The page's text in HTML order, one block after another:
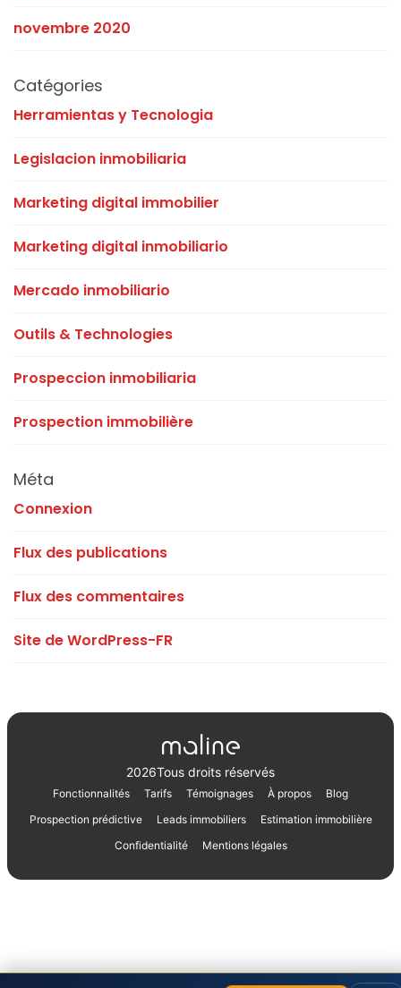
novembre 2020
Catégories
Herramientas y Tecnologia
Legislacion inmobiliaria
Marketing digital immobilier
Marketing digital inmobiliario
Mercado inmobiliario
Outils & Technologies
Prospeccion inmobiliaria
Prospection immobilière
Méta
Connexion
Flux des publications
Flux des commentaires
Site de WordPress-FR
2026Tous droits réservés
Fonctionnalités Tarifs Témoignages À propos
Blog
Prospection prédictive
Leads immobiliers
Estimation immobilière
Confidentialité
Mentions légales